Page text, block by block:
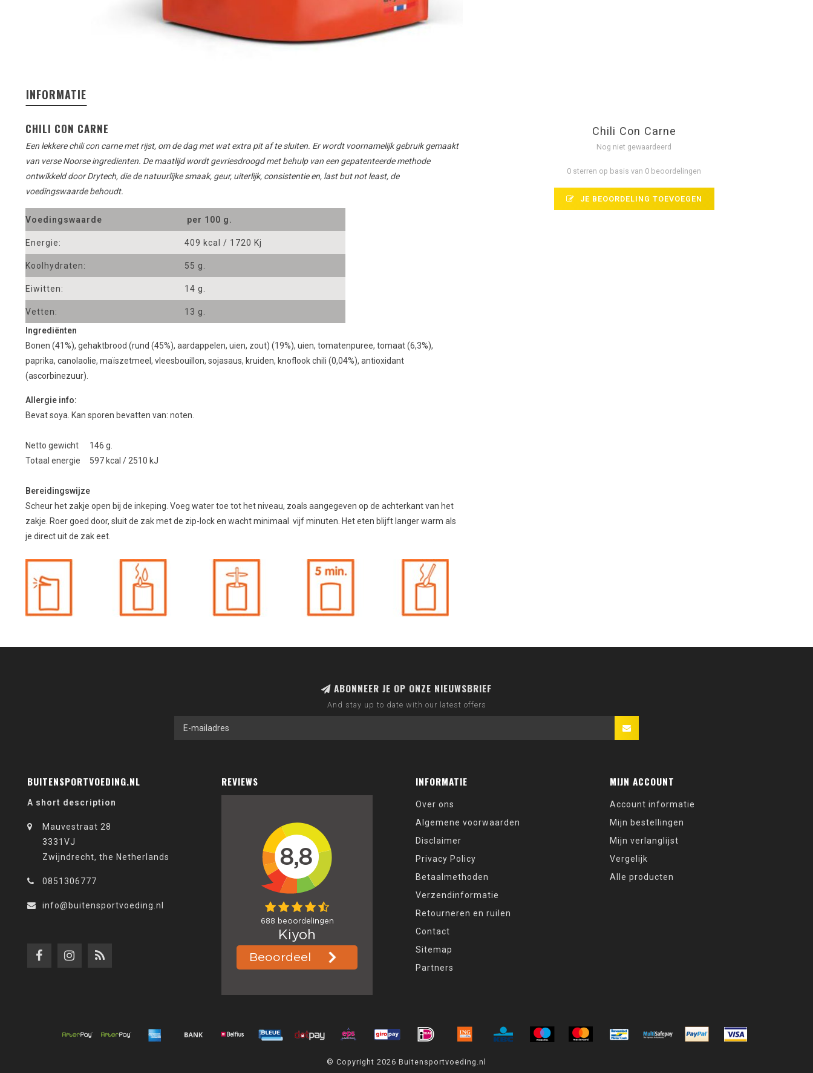
INFORMATIE
CHILI CON CARNE
Een lekkere chili con carne met rijst, om de dag met wat extra pit af te sluiten. Er wordt voornamelijk gebruik gemaakt
van verse Noorse ingredienten. De maatlijd wordt gevriesdroogd met behulp van een gepatenteerde methode
ontwikkeld door Drytech, die de natuurlijke smaak, geur, uiterlijk, consistentie en, last but not least, de
voedingswaarde behoudt.
Voedingswaarde per 100 g.
Energie: 409 kcal / 1720 Kj
Koolhydraten: 55 g.
Eiwitten: 14 g.
Vetten:
13 g.
Ingrediënten
Bonen (41%), gehaktbrood (rund (45%), aardappelen, uien, zout) (19%), uien, tomatenpuree, tomaat (6,3%),
paprika, canolaolie, maïszetmeel, vleesbouillon, sojasaus, kruiden, knoflookchili (0,04%), antioxidant
(ascorbinezuur).
Allergie info:
Bevat soya. Kan sporen bevatten van: noten.
Netto gewicht 146 g.
Totaal energie 597 kcal / 2510 kJ
Bereidingswijze
Scheur het zakje open bij de inkeping. Voeg water toe tot het niveau, zoals aangegeven op de achterkant van het
zakje. Roer goed door, sluit de zak met de zip-lock en wacht minimaal vijf minuten. Het eten blijft langer warm als
je direct uit de zak eet.
Chili Con Carne
Nog niet gewaardeerd
0 sterren op basis van 0 beoordelingen
JE BEOORDELING TOEVOEGEN
ABONNEER JE OP ONZE NIEUWSBRIEF
And stay up to date with our latest offers
BUITENSPORTVOEDING.NL
A short description
Mauvestraat 28
3331VJ
Zwijndrecht, the Netherlands
0851306777
info@buitensportvoeding.nl
REVIEWS INFORMATIE
Over ons
Algemene voorwaarden
Disclaimer
Privacy Policy
Betaalmethoden
Verzendinformatie
Retourneren en ruilen
Contact
Sitemap
Partners
MIJN ACCOUNT
Account informatie
Mijn bestellingen
Mijn verlanglijst
Vergelijk
Alle producten
© Copyright 2026 Buitensportvoeding.nl